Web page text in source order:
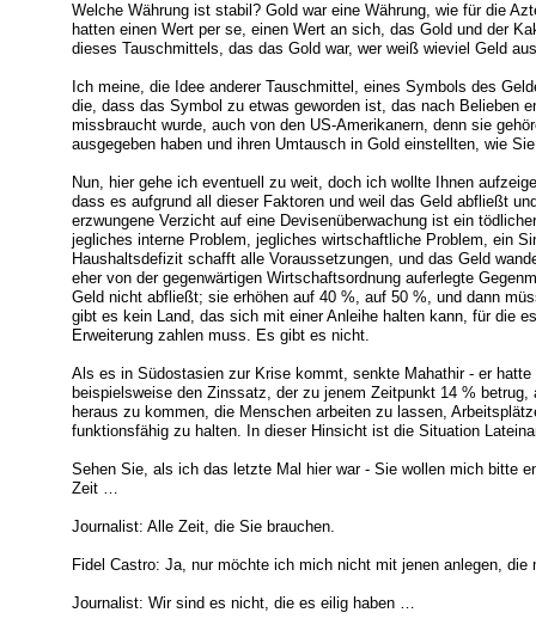
Welche Währung ist stabil? Gold war eine Währung, wie für die
hatten einen Wert per se, einen Wert an sich, das Gold und der
dieses Tauschmittels, das das Gold war, wer weiß wieviel Geld
Ich meine, die Idee anderer Tauschmittel, eines Symbols des
die, dass das Symbol zu etwas geworden ist, das nach Belieben
missbraucht wurde, auch von den US-Amerikanern, denn sie
ausgegeben haben und ihren Umtausch in Gold einstellten, wie
Nun, hier gehe ich eventuell zu weit, doch ich wollte Ihnen
dass es aufgrund all dieser Faktoren und weil das Geld abfließt
erzwungene Verzicht auf eine Devisenüberwachung ist ein
jegliches interne Problem, jegliches wirtschaftliche Problem, ein
Haushaltsdefizit schafft alle Voraussetzungen, und das Geld
eher von der gegenwärtigen Wirtschaftsordnung auferlegte
Geld nicht abfließt; sie erhöhen auf 40 %, auf 50 %, und dann
gibt es kein Land, das sich mit einer Anleihe halten kann, für die
Erweiterung zahlen muss. Es gibt es nicht.
Als es in Südostasien zur Krise kommt, senkte Mahathir - er
beispielsweise den Zinssatz, der zu jenem Zeitpunkt 14 %
heraus zu kommen, die Menschen arbeiten zu lassen,
funktionsfähig zu halten. In dieser Hinsicht ist die Situation
Sehen Sie, als ich das letzte Mal hier war - Sie wollen mich bitte
Zeit …
Journalist: Alle Zeit, die Sie brauchen.
Fidel Castro: Ja, nur möchte ich mich nicht mit jenen anlegen, die
Journalist: Wir sind es nicht, die es eilig haben …